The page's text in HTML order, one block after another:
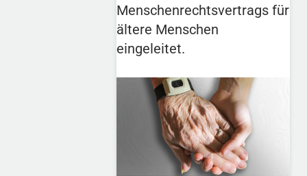
Menschenrechtsvertrags für
ältere Menschen
eingeleitet.